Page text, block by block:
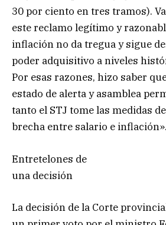
30 por ciento en tres tramos).
este reclamo legítimo y
inflación no da tregua y sigue
poder adquisitivo a niveles
Por esas razones, hizo saber
estado de alerta y asamblea
tanto el STJ tome las medidas
brecha entre salario e inflación».
Entretelones de
una decisión
La decisión de la Corte